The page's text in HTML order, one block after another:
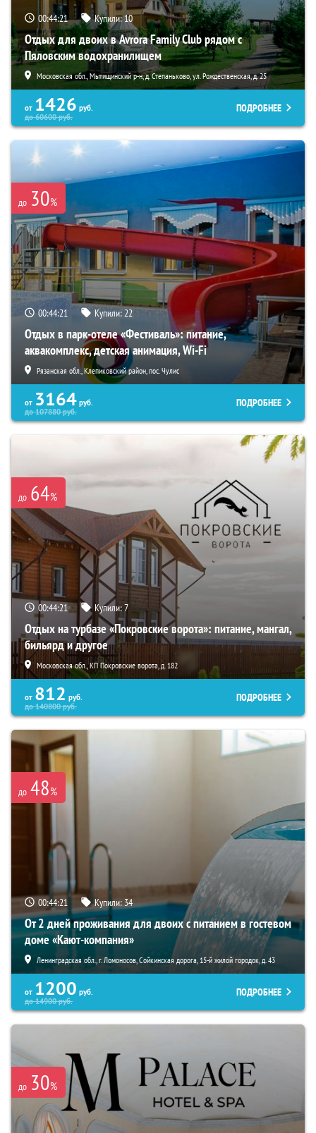
00:44:20 Купили:10
Отдых для двоих в Avrora Family Club рядом с
Пяловским водохранилищем
Московская обл., Мытищинский р-н, д. Степаньково, ул. Рождественская, д. 25
от 1426 руб.
до60600руб.
ПОДРОБНЕЕ
до 30%
00:44:20 Купили:22
Отдых в парк-отеле «Фестиваль»: питание,
аквакомплекс, детская анимация, Wi-Fi
Рязанская обл., Клепиковский район, пос. Чулис
от 3164 руб.
до107880руб.
ПОДРОБНЕЕ
до 64%
00:44:20 Купили:7
Отдых на турбазе «Покровские ворота»: питание, мангал,
бильярд и другое
Московская обл., КП Покровские ворота, д. 182
от 812 руб.
до140800руб.
ПОДРОБНЕЕ
до 48%
00:44:20 Купили:34
От 2 дней проживания для двоих с питанием в гостевом
доме «Кают-компания»
Ленинградская обл., г. Ломоносов, Сойкинская дорога, 15-й жилой городок, д. 43
от 1200 руб.
до14900руб.
ПОДРОБНЕЕ
до 30%